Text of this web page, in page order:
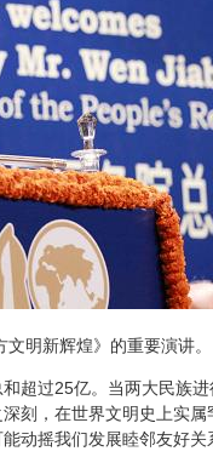
明新辉煌》的重要演讲。
过25亿。当两大民族进
刻，在世界文明史上实
动摇我们发展睦邻友好关